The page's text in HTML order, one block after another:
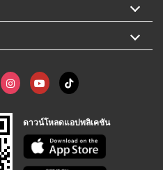
ดาวน์โหลดแอปพลิเคชัน